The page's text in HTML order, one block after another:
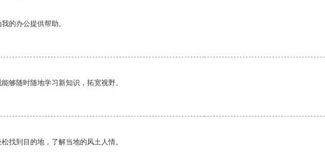
的办公提供帮助。
够随时随地学习新知识，拓宽视野。
找到目的地，了解当地的风土人情。